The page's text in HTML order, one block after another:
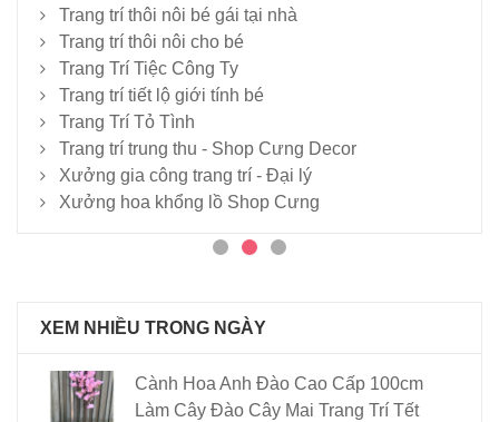
Trang trí thôi nôi bé gái tại nhà
Trang trí thôi nôi cho bé
Trang Trí Tiệc Công Ty
Trang trí tiết lộ giới tính bé
Trang Trí Tỏ Tình
Trang trí trung thu - Shop Cưng Decor
Xưởng gia công trang trí - Đại lý
Xưởng hoa khổng lồ Shop Cưng
XEM NHIỀU TRONG NGÀY
Cành Hoa Anh Đào Cao Cấp 100cm
Làm Cây Đào Cây Mai Trang Trí Tết